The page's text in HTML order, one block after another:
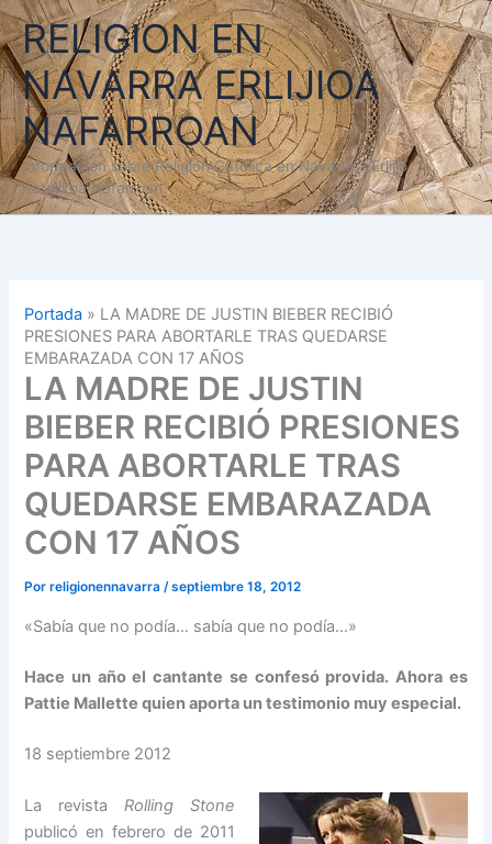
Ir
al
contenido
RELIGION EN
NAVARRA ERLIJIOA
NAFARROAN
Información sobre Religión Católica en Navarra - Erlijio
Katolikoa Nafarroan
Portada » LA MADRE DE JUSTIN BIEBER RECIBIÓ
PRESIONES PARA ABORTARLE TRAS QUEDARSE
EMBARAZADA CON 17 AÑOS
LA MADRE DE JUSTIN
BIEBER RECIBIÓ PRESIONES
PARA ABORTARLE TRAS
QUEDARSE EMBARAZADA
CON 17 AÑOS
Porreligionennavarra/septiembre 18, 2012
«Sabía que no podía… sabía que no podía…»
Hace un año el cantante se confesó provida. Ahora es
Pattie Mallette quien aporta un testimonio muy especial.
18 septiembre 2012
La revista Rolling Stone
publicó en febrero de 2011